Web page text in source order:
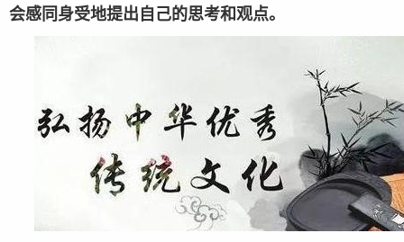
会感同身受地提出自己的思考和观点。